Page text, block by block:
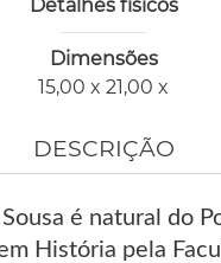
Detalhes físicos
Dimensões
15,00 x 21,00 x
DESCRIÇÃO
é natural do
História pela